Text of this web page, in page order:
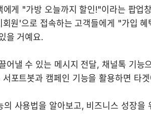
게 "가방 오늘까지 할인!"이라는 팝업
원'으로 접속하는 고객들에게 "가입
을 거예요.
어낼 수 있는 메시지 전달, 채널톡 기능
포트봇과 캠페인 기능을 활용하면 타
의 사용법을 알아보고, 비즈니스 성장을